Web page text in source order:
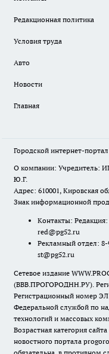
Редакционная политика
Условия труда
Авто
Новости
Главная
Городской интернет-
О компании: Учредитель:
Ю.Г.
Адрес: 610001, Кировская
Знак информационной
Контакты:
red@pg52.ru
Рекламный отдел: 8-
st@pg52.ru
Сетевое издание
(ВВВ.ПРОГОРОДНН.РУ).
Регистрационный номер ЭЛ
Федеральной службой по
технологий и массовых
Возрастная категория
новостного портала